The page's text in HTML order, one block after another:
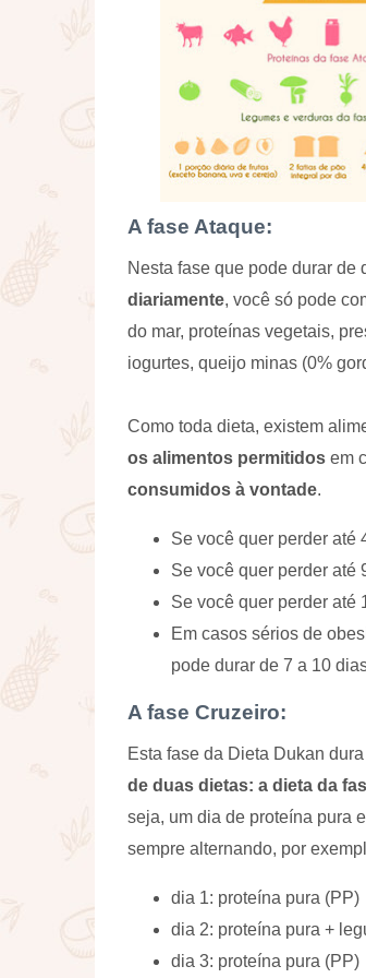
A fase Ataque:
Nesta fase que pode durar
diariamente, você só pode
do mar, proteínas vegetais,
iogurtes, queijo minas (0%
Como toda dieta, existem
os alimentos permitidos em
consumidos à vontade.
Se você quer perder até
Se você quer perder até
Se você quer perder até
Em casos sérios de
pode durar de 7 a 10
A fase Cruzeiro:
Esta fase da Dieta Dukan
de duas dietas: a dieta da
seja, um dia de proteína pura
sempre alternando, por
dia 1: proteína pura (PP)
dia 2: proteína pura +
dia 3: proteína pura (PP)